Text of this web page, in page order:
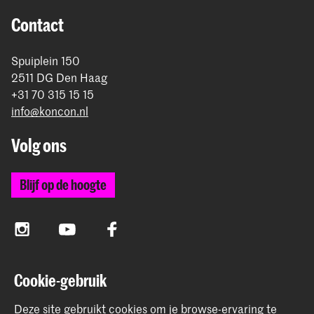
Contact
Spuiplein 150
2511 DG Den Haag
+31 70 315 15 15
info@koncon.nl
Volg ons
Blijf op de hoogte
InstagramYouTube Facebook
Het Koninklijk Conservatorium en de Koninklijke
Academie van Beeldende Kunsten vormen samen
Cookie-gebruik
Deze site gebruikt cookies om je browse-ervaring te